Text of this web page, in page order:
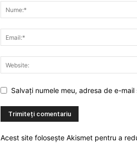
Salvați numele meu, adresa de e-
Acest site folosește Akismet pentru a